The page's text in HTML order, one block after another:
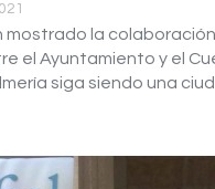
mostrado la colaboración
el Ayuntamiento y el
siga siendo una